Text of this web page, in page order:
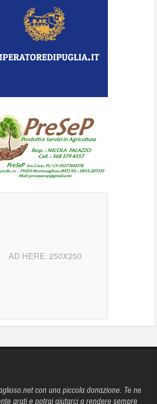
AD HERE: 250X250
con una piccola donazione. Te ne
grati e potrai aiutarci a rendere sempre